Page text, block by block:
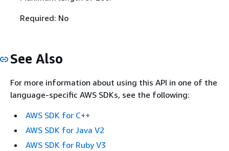
Required: No
See Also
For more information about using this API in one of the
language-specific AWS SDKs, see the following:
AWS SDK for C++
AWS SDK for Java V2
AWS SDK for Ruby V3